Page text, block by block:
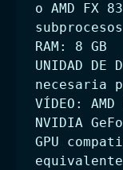
o AMD FX
RAM: 8 GB
UNIDAD DE
necesaria
VÍDEO:
NVIDIA
GPU